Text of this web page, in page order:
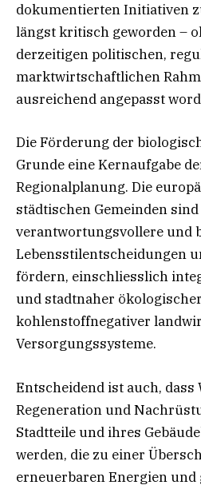
dokumentierten Initiativen
längst kritisch geworden –
derzeitigen politischen,
marktwirtschaftlichen
ausreichend angepasst
Die Förderung der
Grunde eine Kernaufgabe
Regionalplanung. Die
städtischen Gemeinden
verantwortungsvollere und
Lebensstilentscheidungen
fördern, einschliesslich
und stadtnaher
kohlenstoffnegativer
Versorgungssysteme.
Entscheidend ist auch, dass
Regeneration und
Stadtteile und ihres
werden, die zu einer
erneuerbaren Energien